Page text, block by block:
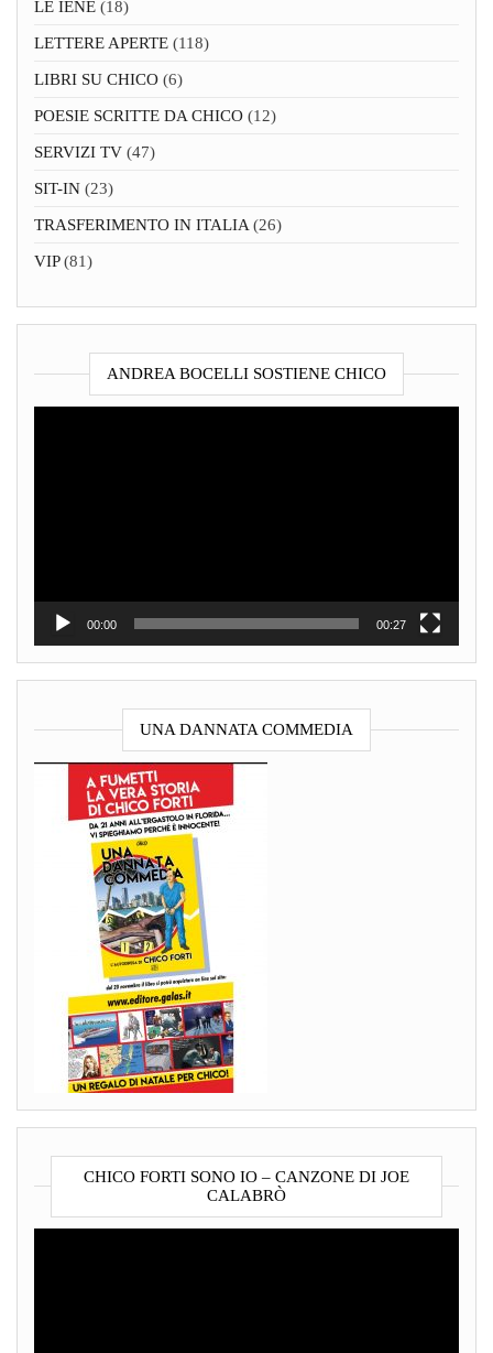
LE IENE (18)
LETTERE APERTE (118)
LIBRI SU CHICO (6)
POESIE SCRITTE DA CHICO (12)
SERVIZI TV (47)
SIT-IN (23)
TRASFERIMENTO IN ITALIA (26)
VIP(81)
ANDREA BOCELLI SOSTIENE CHICO
00:00 00:27
UNA DANNATA COMMEDIA
CHICO FORTI SONO IO – CANZONE DI JOE
CALABRÒ